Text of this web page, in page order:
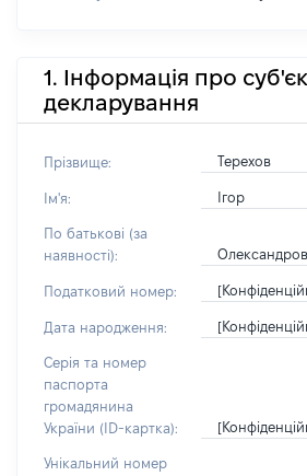
1. Інформація про
декларування
Прізвище: Терехов
Ім'я: Ігор
По батькові (за
наявності):
Податковий номер:
Дата народження:
Серія та номер
паспорта
громадянина
України (ID-картка):
Унікальний номер